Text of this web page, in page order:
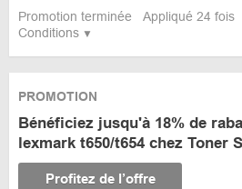
Conditions
Promotion terminée Appliqué 24 fois
PROMOTION
Bénéficiez jusqu'à 18% de
lexmark t650/t654 chez Toner
Profitez de l’offre